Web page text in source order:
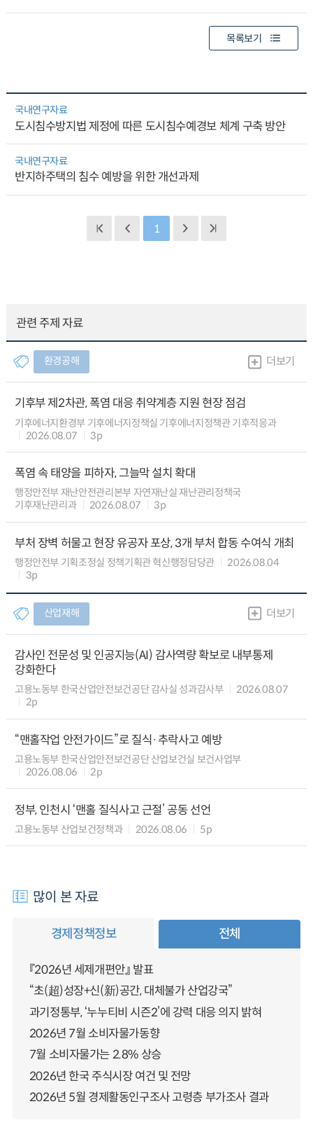
목록보기
국내연구자료
도시침수방지법 제정에 따른 도시침수예경보 체계 구축 방안
국내연구자료
반지하주택의 침수 예방을 위한 개선과제
1
관련 주제 자료
환경공해 더보기
기후부 제2차관, 폭염 대응 취약계층 지원 현장 점검
기후에너지환경부 기후에너지정책실 기후에너지정책관 기후적응과
2026.08.07
3p
폭염 속 태양을 피하자, 그늘막 설치 확대
행정안전부 재난안전관리본부 자연재난실 재난관리정책국
기후재난관리과
2026.08.07 3p
부처 장벽 허물고 현장 유공자 포상, 3개 부처 합동 수여식 개최
행정안전부 기획조정실 정책기획관 혁신행정담당관
2026.08.04
3p
산업재해 더보기
감사인 전문성 및 인공지능(AI) 감사역량 확보로 내부통제
강화한다
고용노동부 한국산업안전보건공단 감사실 성과감사부
2026.08.07
2p
“맨홀작업 안전가이드”로 질식·추락사고 예방
고용노동부 한국산업안전보건공단 산업보건실 보건사업부
2026.08.06
2p
정부, 인천시 ‘맨홀 질식사고 근절’ 공동 선언
고용노동부 산업보건정책과 2026.08.06 5p
많이 본 자료
경제정책정보 전체
『2026년 세제개편안』 발표
“초(超)성장+신(新)공간, 대체불가 산업강국”
과기정통부, ‘누누티비 시즌2’에 강력 대응 의지 밝혀
2026년 7월 소비자물가동향
7월 소비자물가는 2.8% 상승
2026년 한국 주식시장 여건 및 전망
2026년 5월 경제활동인구조사 고령층 부가조사 결과